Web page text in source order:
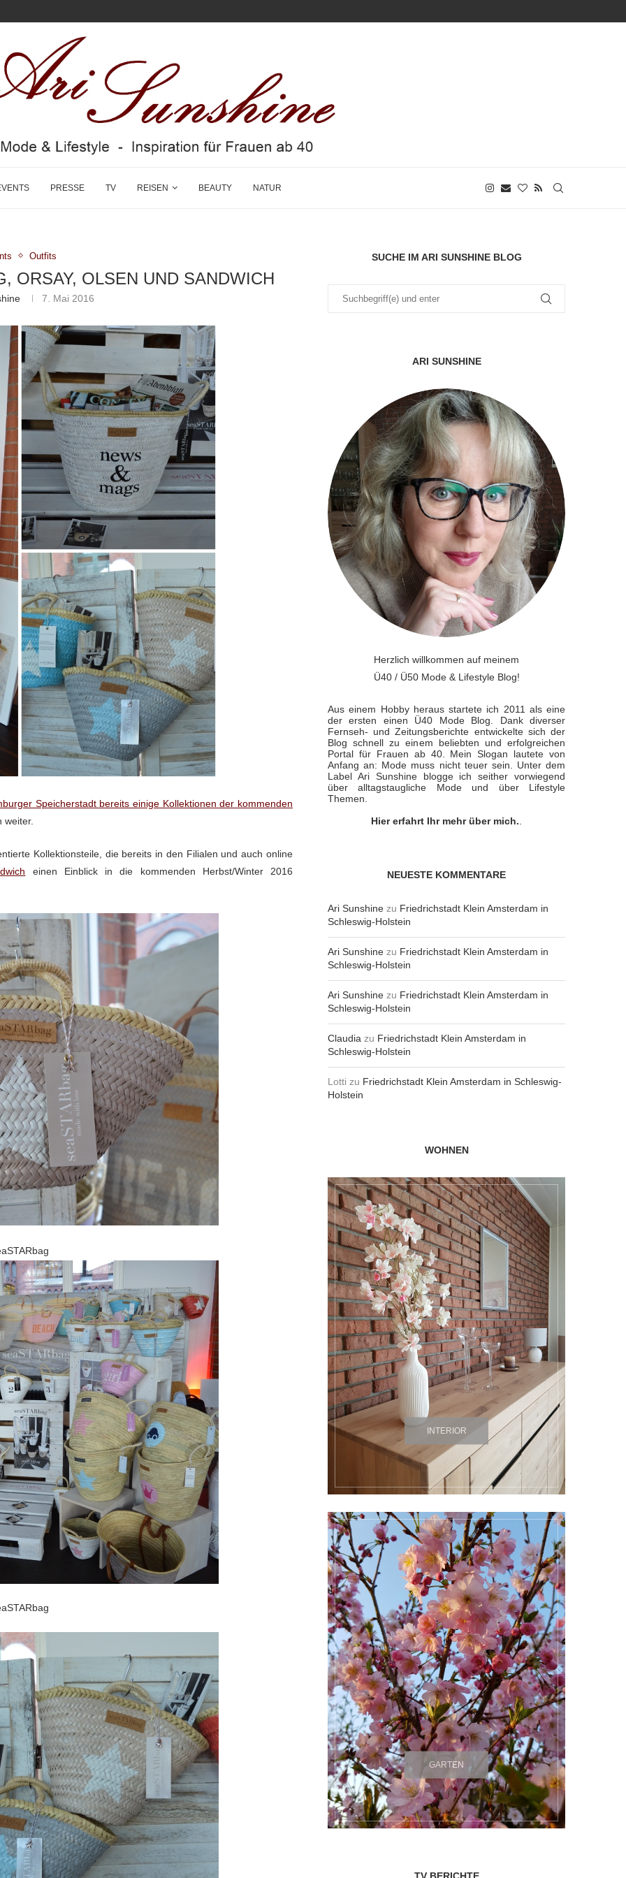
PRESSE TV REISEN BEAUTY NATUR
Outfits
ORSAY, OLSEN UND SANDWICH
7. Mai 2016
Speicherstadt bereits einige Kollektionen der kommenden
weiter.
Kollektionsteile, die bereits in den Filialen und auch online
einen Einblick in die kommenden Herbst/Winter 2016
SUCHE IM ARI SUNSHINE BLOG
ARI SUNSHINE
Herzlich willkommen auf meinem
Ü40 / Ü50 Mode & Lifestyle Blog!
Aus einem Hobby heraus startete ich 2011 als eine
der ersten einen Ü40 Mode Blog. Dank diverser
Fernseh- und Zeitungsberichte entwickelte sich der
Blog schnell zu einem beliebten und erfolgreichen
Portal für Frauen ab 40. Mein Slogan lautete von
Anfang an: Mode muss nicht teuer sein. Unter dem
Label Ari Sunshine blogge ich seither vorwiegend
über alltagstaugliche Mode und über Lifestyle
Themen.
Hier erfahrt Ihr mehr über mich..
NEUESTE KOMMENTARE
Ari Sunshine zu Friedrichstadt Klein Amsterdam in
Schleswig-Holstein
Ari Sunshine zu Friedrichstadt Klein Amsterdam in
Schleswig-Holstein
Ari Sunshine zu Friedrichstadt Klein Amsterdam in
Schleswig-Holstein
Claudia zu Friedrichstadt Klein Amsterdam in
Schleswig-Holstein
Lotti zu Friedrichstadt Klein Amsterdam in Schleswig-
Holstein
WOHNEN
INTERIOR
GARTEN